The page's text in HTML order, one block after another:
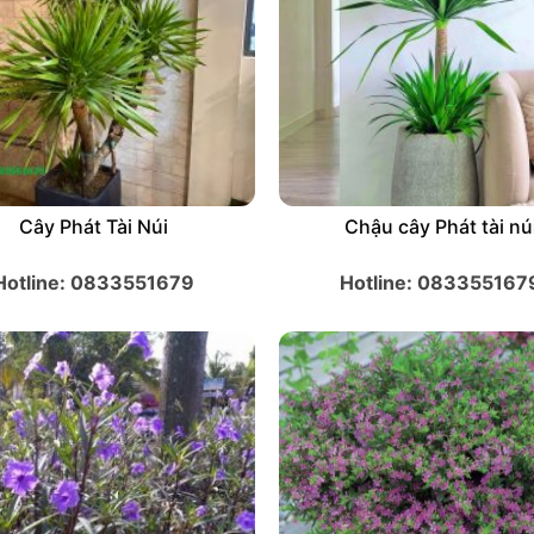
Chậu cây Phát tài núi
0833551679
Chậu Nhựa Mỏng Các
Hotline: